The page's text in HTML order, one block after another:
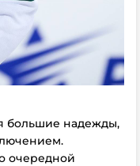
большие надежды,
очередной